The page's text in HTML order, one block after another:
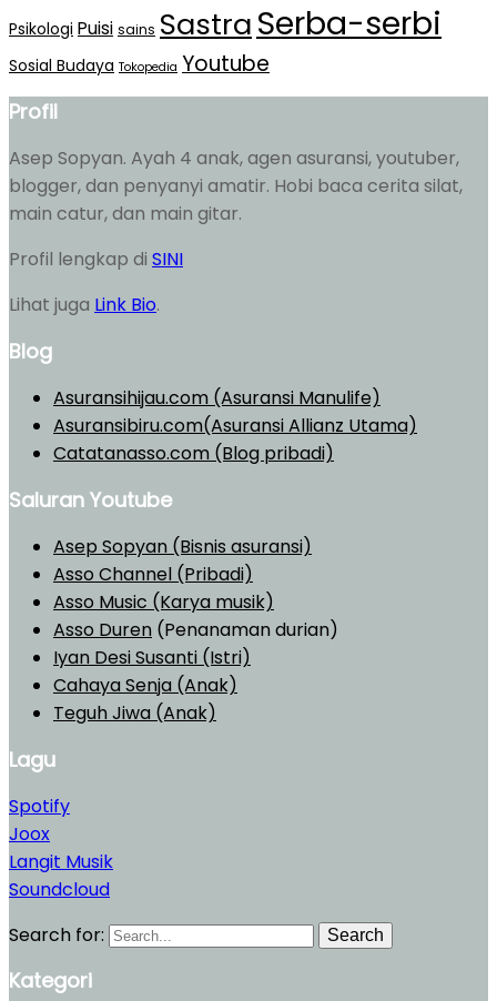
Psikologi Puisi sains SastraSerba-serbi
Sosial Budaya Tokopedia Youtube
Profil
Asep Sopyan. Ayah 4 anak, agen asuransi, youtuber,
blogger, dan penyanyi amatir. Hobi baca cerita silat,
main catur, dan main gitar.
Profil lengkap di SINI
Lihat juga Link Bio.
Blog
Asuransihijau.com (Asuransi Manulife)
Asuransibiru.com(Asuransi Allianz Utama)
Catatanasso.com (Blog pribadi)
Saluran Youtube
Asep Sopyan (Bisnis asuransi)
Asso Channel (Pribadi)
Asso Music (Karya musik)
Asso Duren (Penanaman durian)
Iyan Desi Susanti (Istri)
Cahaya Senja (Anak)
Teguh Jiwa (Anak)
Lagu
Spotify
Joox
Langit Musik
Soundcloud
Search for:
Search
Kategori